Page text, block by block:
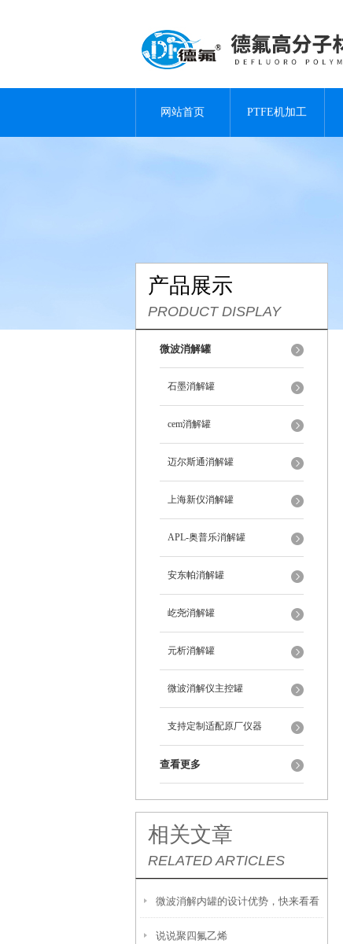
网站首页 PTFE机加工
产品展示
PRODUCT DISPLAY
微波消解罐
石墨消解罐
cem消解罐
迈尔斯通消解罐
上海新仪消解罐
APL-奥普乐消解罐
安东帕消解罐
屹尧消解罐
元析消解罐
微波消解仪主控罐
支持定制适配原厂仪器
查看更多
相关文章
RELATED ARTICLES
微波消解内罐的设计优势，快来看看
吧
说说聚四氟乙烯